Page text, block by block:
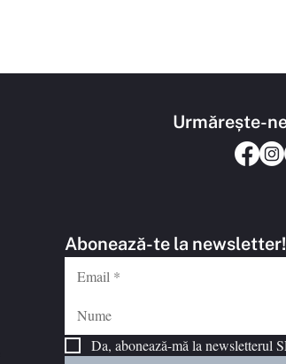
Urmărește-
Abonează-te la newsletter!
Da, abonează-mă la newsletterul